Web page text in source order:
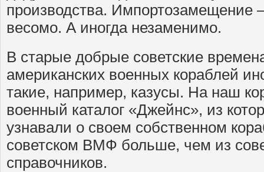
производства. Импортозамещение
весомо. А иногда незаменимо.
В старые добрые советские
американских военных кораблей
такие, например, казусы. На наш
военный каталог «Джейнс», из
узнавали о своем собственном
советском ВМФ больше, чем из
справочников.